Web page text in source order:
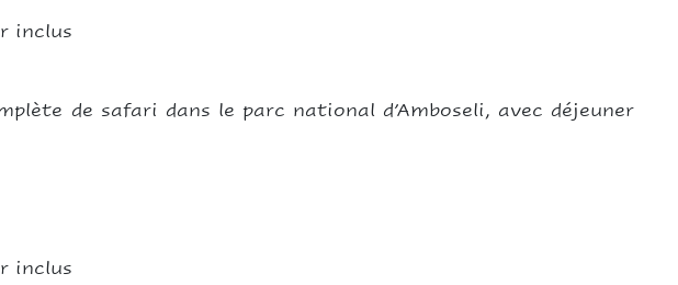
inclus
de safari dans le parc national d’Amboseli, avec déjeuner
inclus